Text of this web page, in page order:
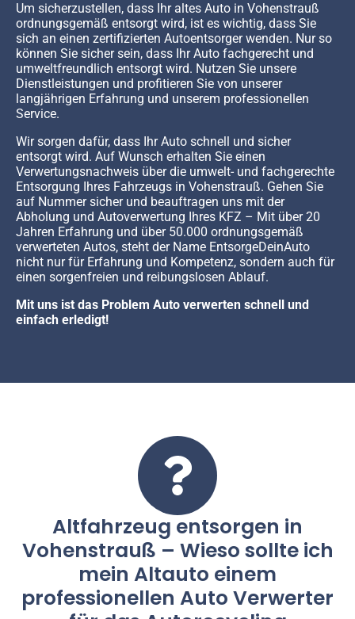
Um sicherzustellen, dass Ihr altes Auto in Vohenstrauß
ordnungsgemäß entsorgt wird, ist es wichtig, dass Sie
sich an einen zertifizierten Autoentsorger wenden. Nur so
können Sie sicher sein, dass Ihr Auto fachgerecht und
umweltfreundlich entsorgt wird. Nutzen Sie unsere
Dienstleistungen und profitieren Sie von unserer
langjährigen Erfahrung und unserem professionellen
Service.
Wir sorgen dafür, dass Ihr Auto schnell und sicher
entsorgt wird. Auf Wunsch erhalten Sie einen
Verwertungsnachweis über die umwelt- und fachgerechte
Entsorgung Ihres Fahrzeugs in Vohenstrauß. Gehen Sie
auf Nummer sicher und beauftragen uns mit der
Abholung und Autoverwertung Ihres KFZ – Mit über 20
Jahren Erfahrung und über 50.000 ordnungsgemäß
verwerteten Autos, steht der Name EntsorgeDeinAuto
nicht nur für Erfahrung und Kompetenz, sondern auch für
einen sorgenfreien und reibungslosen Ablauf.
Mit uns ist das Problem Auto verwerten schnell und
einfach erledigt!
Altfahrzeug entsorgen in
Vohenstrauß – Wieso sollte ich
mein Altauto einem
professionellen Auto Verwerter